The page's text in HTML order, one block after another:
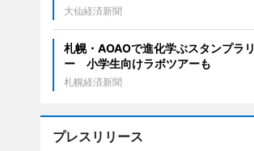
大仙経済新聞
札幌・AOAOで進化学ぶスタンプラリ
ー 小学生向けラボツアーも
札幌経済新聞
プレスリリース